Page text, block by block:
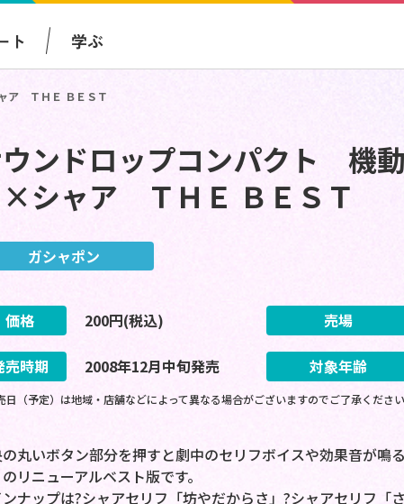
ト 学ぶ
ア ＴＨＥ ＢＥＳＴ
ンドロップコンパクト 機
シャア ＴＨＥ ＢＥＳＴ
ガシャポン
価格 200円(税込) 売場
売時期
2008年12月中旬発売 対象年齢
（予定）は地域・店舗などによって異なる場合がございますのでご了承ください
丸いボタン部分を押すと劇中のセリフボイスや効果音が鳴
リニューアルベスト版です。
ンナップは?シャアセリフ「坊やだからさ」?シャアセリフ「